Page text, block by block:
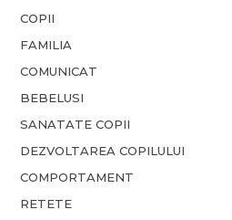
COPII
FAMILIA
COMUNICAT
BEBELUSI
SANATATE COPII
DEZVOLTAREA COPILULUI
COMPORTAMENT
RETETE